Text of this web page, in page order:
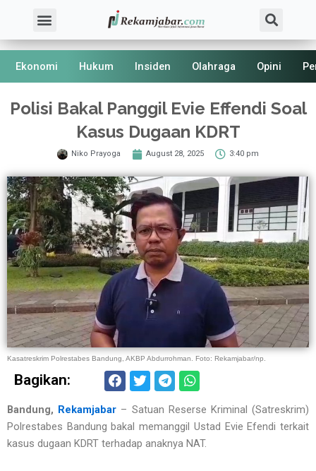
content
Menu
Ekonomi Hukum Insiden Olahraga Opini
Polisi Bakal Panggil Evie Effendi Soal
Kasus Dugaan KDRT
Niko Prayoga August 28, 2025 3:40 pm
Kasatreskrim Polrestabes Bandung, AKBP Abdurrohman. Foto: Rekamjabar/np.
Bagikan:
Bandung, Rekamjabar – Satuan Reserse Kriminal (Satreskrim)
Polrestabes Bandung bakal memanggil Ustad Evie Efendi terkait
kasus dugaan KDRT terhadap anaknya NAT.